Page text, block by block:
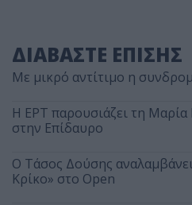
ΔΙΑΒΑΣΤΕ ΕΠΙΣΗΣ
Με μικρό αντίτιμο η
Η ΕΡΤ παρουσιάζει τη
στην Επίδαυρο
Ο Τάσος Δούσης
Κρίκο» στο Open